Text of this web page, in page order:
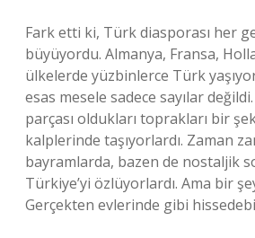
Fark etti ki, Türk diasporası her
büyüyordu. Almanya, Fransa,
ülkelerde yüzbinlerce Türk
esas mesele sadece sayılar
parçası oldukları toprakları bir
kalplerinde taşıyorlardı. Zaman
bayramlarda, bazen de nostaljik
Türkiye’yi özlüyorlardı. Ama bir
Gerçekten evlerinde gibi